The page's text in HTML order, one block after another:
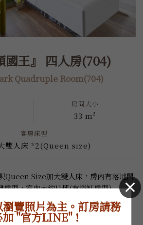
國王』 四人房(704)
Quadruple Room(704)
雙人床 *2(Queen size)
33 m²
Queen Size加大雙人床，房內有落地門
房型，室內大約11坪(有浴缸房型）
覽照片為主。訂房請務
"官方LINE" !